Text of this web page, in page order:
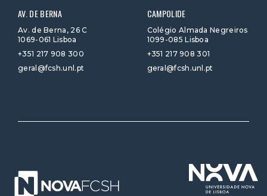
AV. DE BERNA
Av. de Berna, 26 C
1069-061 Lisboa
+351 217 908 300
geral@fcsh.unl.pt
CAMPOLIDE
Colégio Almada Negreiros
1099-085 Lisboa
+351 217 908 301
geral@fcsh.unl.pt